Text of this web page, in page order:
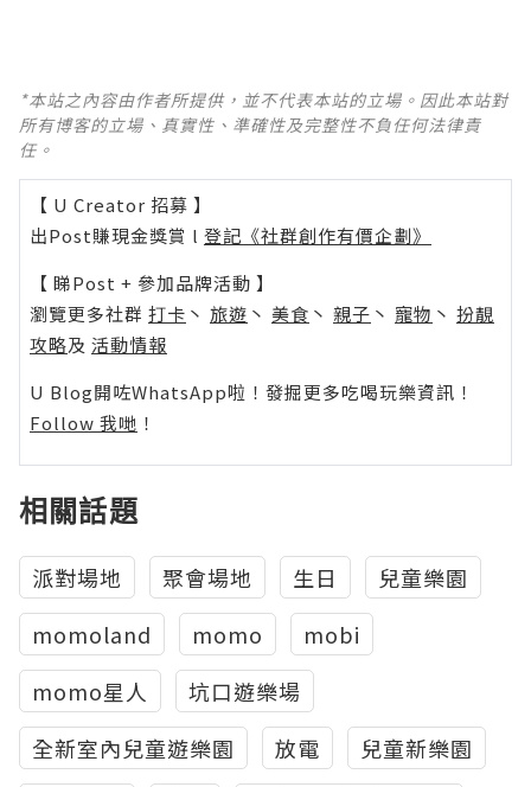
*本站之內容由作者所提供，並不代表本站的立場。因此本站對
所有博客的立場、真實性、準確性及完整性不負任何法律責
任。
【 U Creator 招募 】
出Post賺現金獎賞 l 登記《社群創作有價企劃》
【 睇Post + 參加品牌活動 】
瀏覽更多社群 打卡 丶 旅遊 丶 美食 丶 親子 丶 寵物 丶 扮靚
攻略及 活動情報
U Blog開咗WhatsApp啦！發掘更多吃喝玩樂資訊！
Follow 我哋 ！
相關話題
派對場地 聚會場地 生日
兒童樂園
momoland
momo
mobi
momo星人
坑口遊樂場
全新室內兒童遊樂園
放電
兒童新樂園